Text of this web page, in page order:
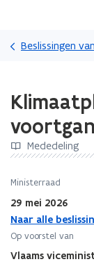
Beslissingen
met
laden.
bevindt
zich
Klimaatplan
Vlaamse
overheid:
voortgangsrapport
2026
Mededeling
Ministerraad
29 mei 2026
Naar alle
Op voorstel van
Vlaams